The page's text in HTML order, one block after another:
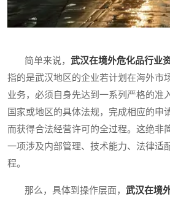
简单来说， 武汉在境外危化品行业
指的是武汉地区的企业若计划在海外市
业务，必须自身先达到一系列严格的准
国家或地区的具体法规，完成相应的申
而获得合法经营许可的全过程。这绝非
一项涉及内部管理、技术能力、法律适
程。
那么，具体到操作层面， 武汉在境